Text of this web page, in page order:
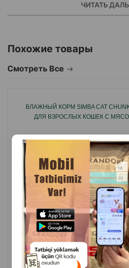
кг веса кошки в день. 1 упаковка - 2
питомца! Хранить в сухом
упаковка хранится не более 2 дней
годности смотрите на упаковке.
ЧИТАТЬ
Похожие товары
Смотреть Все
ВЛАЖНЫЙ КОРМ SIMBA CAT
ДЛЯ ВЗРОСЛЫХ КОШЕК С
( Отзывы)